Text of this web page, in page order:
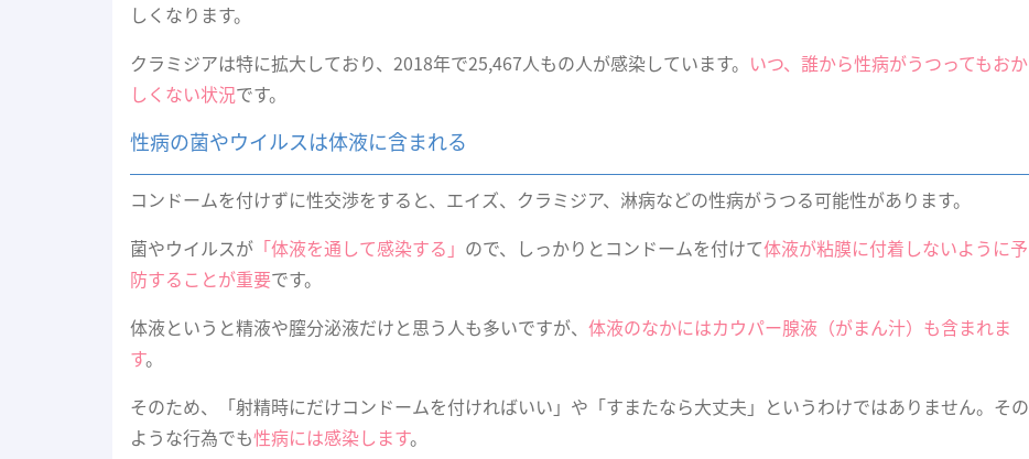
しくなります。
クラミジアは特に拡大しており、2018年で25,467人もの人が感染しています。 いつ、誰から性病がうつってもおか
しくない状況です。
性病の菌やウイルスは体液に含まれる
コンドームを付けずに性交渉をすると、エイズ、クラミジア、淋病などの性病がうつる可能性があります。
菌やウイルスが 「体液を通して感染する」 ので、しっかりとコンドームを付けて体液が粘膜に付着しないように予
防することが重要です。
体液というと精液や膣分泌液だけと思う人も多いですが、 体液のなかにはカウパー腺液（がまん汁）も含まれま
す。
そのため、「射精時にだけコンドームを付ければいい」や「すまたなら大丈夫」というわけではありません。その
ような行為でも性病には感染します。